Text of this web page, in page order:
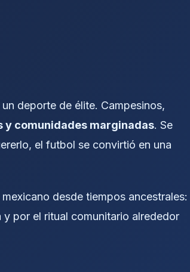
deporte de élite. Campesinos,
y comunidades marginadas. Se
el futbol se convirtió en una
desde tiempos ancestrales:
por el ritual comunitario alrededor